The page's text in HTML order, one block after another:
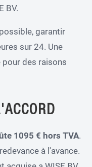
BV.
garantir
sur 24. Une
des raisons
1095 € hors TVA.
à l'avance.